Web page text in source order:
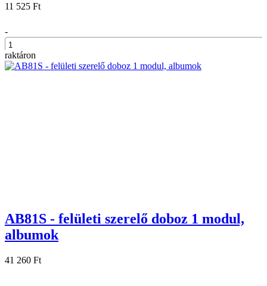
11 525 Ft
-
+
raktáron
AB81S - felületi szerelő doboz 1 modul,
albumok
41 260 Ft